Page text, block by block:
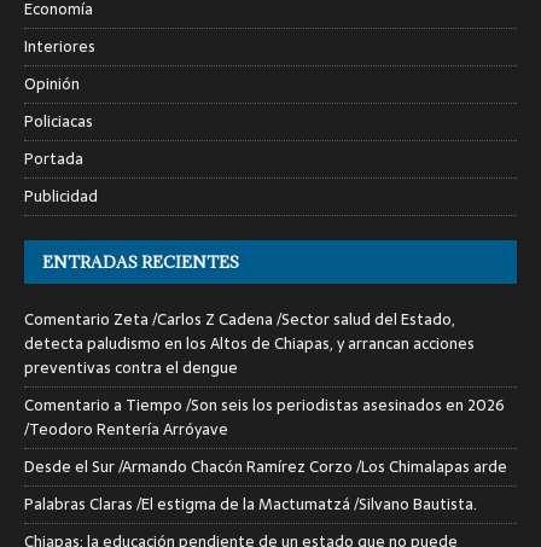
Economía
Interiores
Opinión
Policiacas
Portada
Publicidad
ENTRADAS RECIENTES
Comentario Zeta /Carlos Z Cadena /Sector salud del Estado,
detecta paludismo en los Altos de Chiapas, y arrancan acciones
preventivas contra el dengue
Comentario a Tiempo /Son seis los periodistas asesinados en 2026
/Teodoro Rentería Arróyave
Desde el Sur /Armando Chacón Ramírez Corzo /Los Chimalapas arde
Palabras Claras /El estigma de la Mactumatzá /Silvano Bautista.
Chiapas: la educación pendiente de un estado que no puede